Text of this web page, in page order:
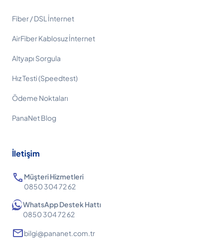
Fiber / DSL İnternet
AirFiber Kablosuz İnternet
Altyapı Sorgula
Hız Testi (Speedtest)
Ödeme Noktaları
PanaNet Blog
İletişim
call Müşteri Hizmetleri
0850 304 72 62
WhatsApp Destek Hattı
0850 304 72 62
mailbilgi@pananet.com.tr